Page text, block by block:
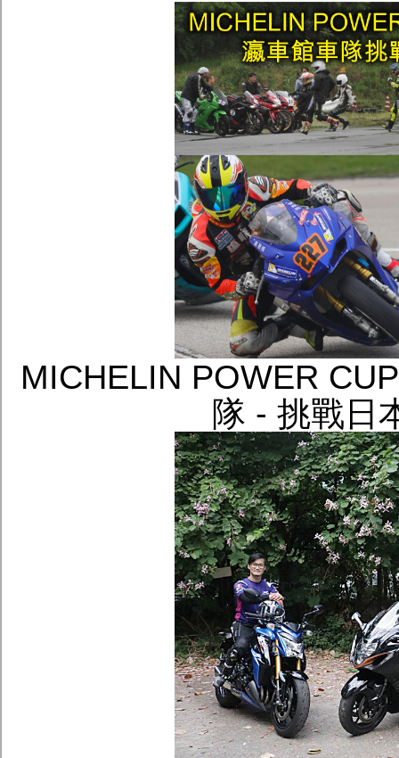
MICHELIN POWER
隊 - 挑戰日